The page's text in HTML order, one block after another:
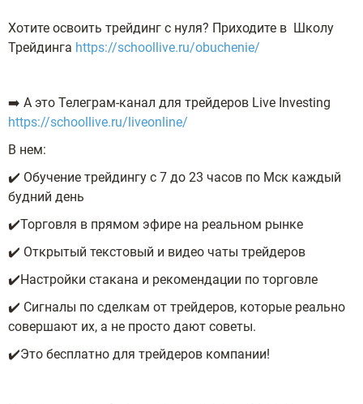
Хотите освоить трейдинг с нуля? Приходите в Школу
Трейдинга https://schoollive.ru/obuchenie/
➡️ А это Телеграм-канал для трейдеров Live Investing
https://schoollive.ru/liveonline/
В нем:
✔️ Обучение трейдингу с 7 до 23 часов по Мск каждый
будний день
✔️Торговля в прямом эфире на реальном рынке
✔️ Открытый текстовый и видео чаты трейдеров
✔️Настройки стакана и рекомендации по торговле
✔️ Сигналы по сделкам от трейдеров, которые реально
совершают их, а не просто дают советы.
✔️Это бесплатно для трейдеров компании!